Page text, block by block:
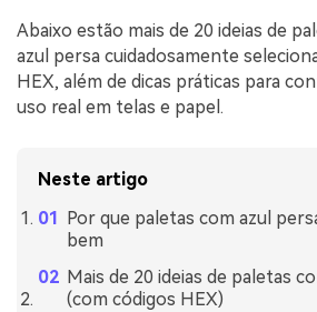
Abaixo estão mais de 20 ideias de
azul persa cuidadosamente
HEX, além de dicas práticas para
uso real em telas e papel.
Neste artigo
Por que paletas com azul
bem
Mais de 20 ideias de paletas
(com códigos HEX)